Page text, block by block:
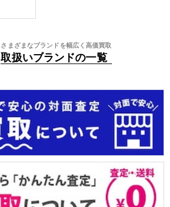
さまざまなブランドを幅広く高価買取
取扱いブランドの一覧